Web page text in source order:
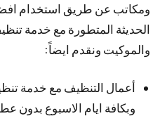
ومكاتب عن طريق استخدام
الحديثة المتطورة مع خدمة
والموكيت ونقدم ايضاً:
وبكافة ايام الاسبوع بدون